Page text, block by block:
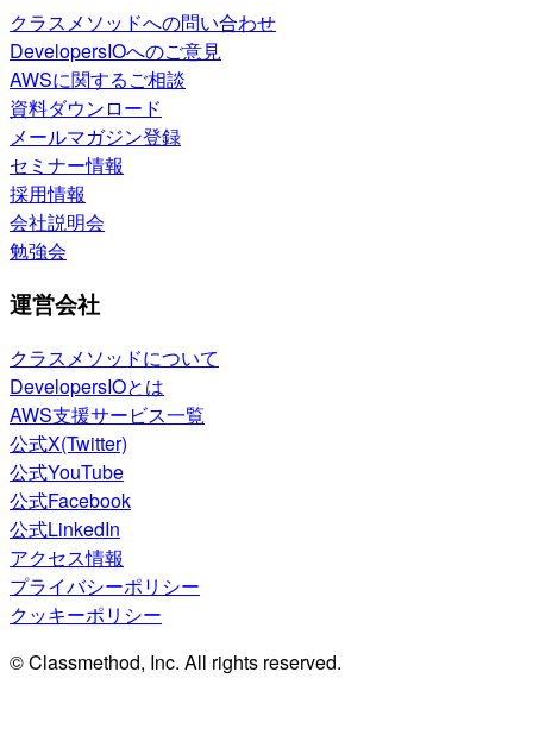
クラスメソッドへの問い合わせ
DevelopersIOへのご意見
AWSに関するご相談
資料ダウンロード
メールマガジン登録
セミナー情報
採用情報
会社説明会
勉強会
運営会社
クラスメソッドについて
DevelopersIOとは
AWS支援サービス一覧
公式X(Twitter)
公式YouTube
公式Facebook
公式LinkedIn
アクセス情報
プライバシーポリシー
クッキーポリシー
© Classmethod, Inc. All rights reserved.